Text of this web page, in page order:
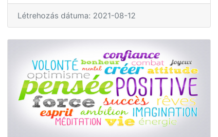
Létrehozás dátuma: 2021-08-12